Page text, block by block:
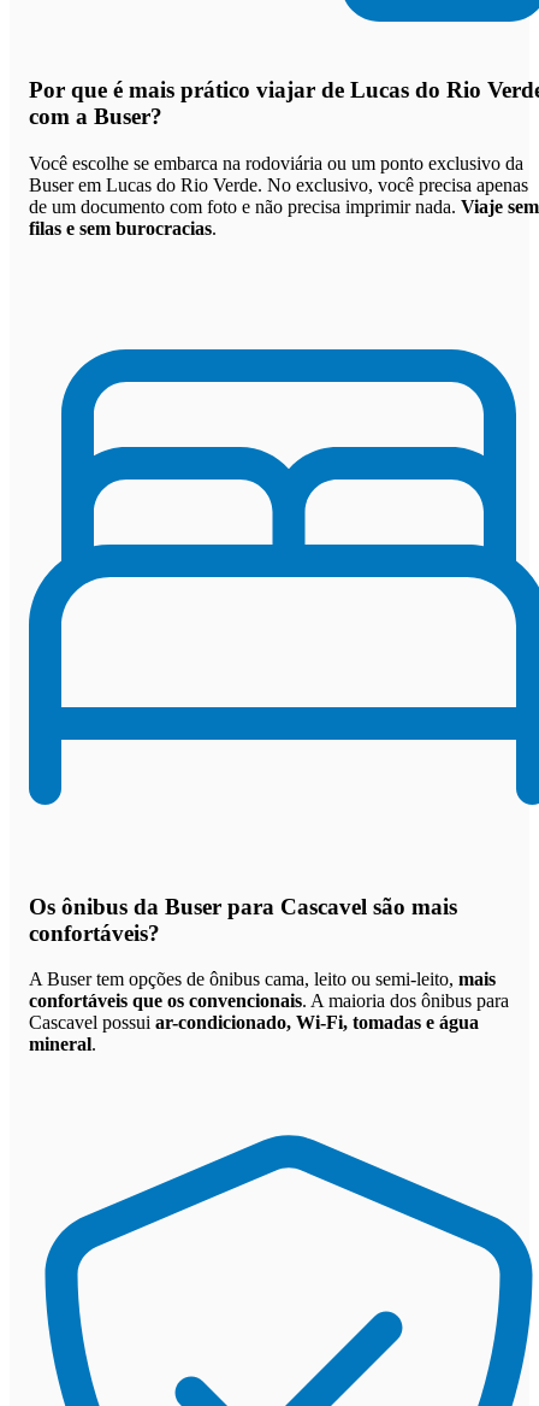
Por que é mais prático viajar de Lucas do Rio
com a Buser?
Você escolhe se embarca na rodoviária ou um ponto exclusivo da
Buser em Lucas do Rio Verde. No exclusivo, você precisa apenas
de um documento com foto e não precisa imprimir nada. Viaje sem
filas e sem burocracias.
Os ônibus da Buser para Cascavel são mais
confortáveis?
A Buser tem opções de ônibus cama, leito ou semi-leito, mais
confortáveis que os convencionais. A maioria dos ônibus para
Cascavel possui ar-condicionado, Wi-Fi, tomadas e água
mineral.